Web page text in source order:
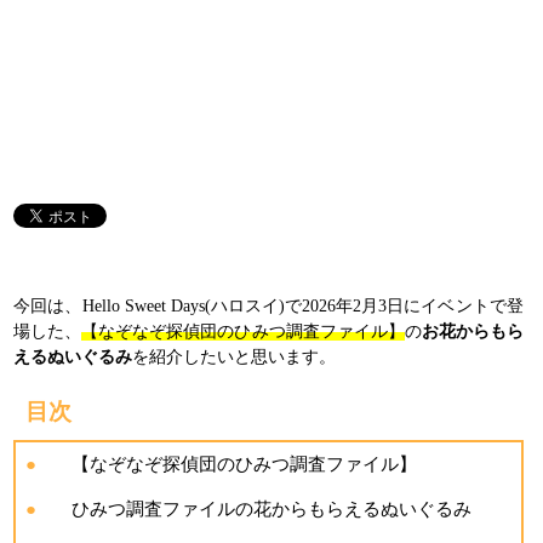
今回は、Hello Sweet Days(ハロスイ)で2026年2月3日にイベントで登
場した、【なぞなぞ探偵団のひみつ調査ファイル】のお花からもら
えるぬいぐるみを紹介したいと思います。
目次
【なぞなぞ探偵団のひみつ調査ファイル】
ひみつ調査ファイルの花からもらえるぬいぐるみ